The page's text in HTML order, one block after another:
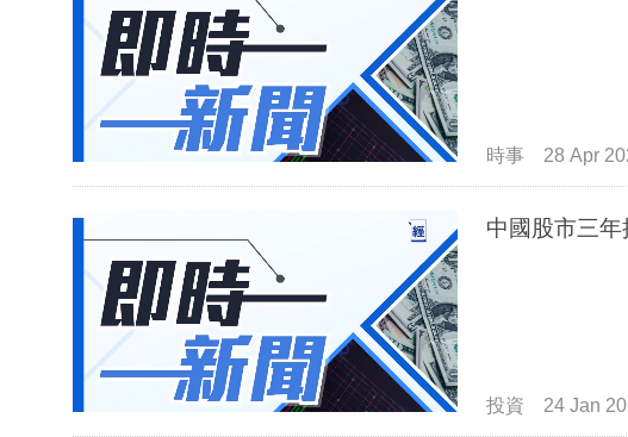
時事 28 Apr
中國股市三
投資 24 Jan